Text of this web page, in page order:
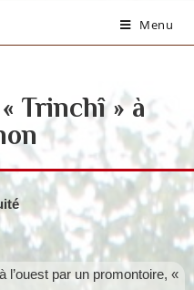
Menu
Trinchî » à
l’ouest par un promontoire, «